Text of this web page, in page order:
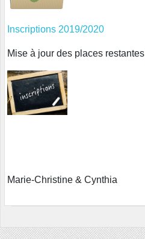
Inscriptions 2019/2020
Mise à jour des places restantes
Marie-Christine & Cynthia